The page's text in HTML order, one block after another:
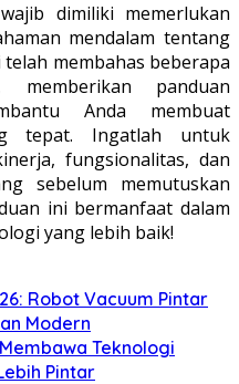
dimiliki memerlukan
mendalam tentang
membahas beberapa
panduan
Anda membuat
tepat. Ingatlah untuk
fungsionalitas, dan
sebelum memutuskan
ini bermanfaat dalam
yang lebih baik!
Robot Vacuum Pintar
Modern
Teknologi
Pintar